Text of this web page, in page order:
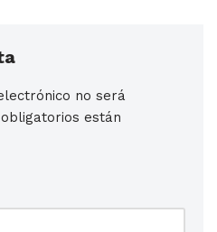
no será
están